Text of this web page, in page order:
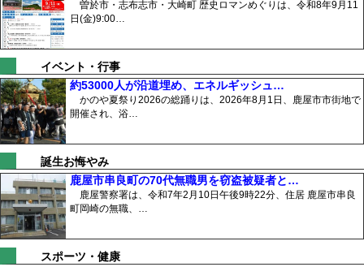
曽於市・志布志市・大崎町 歴史ロマンめぐりは、令和8年9月11
日(金)9:00…
イベント・行事
約53000人が沿道埋め、エネルギッシュ…
かのや夏祭り2026の総踊りは、2026年8月1日、鹿屋市市街地で
開催され、浴…
誕生お悔やみ
鹿屋市串良町の70代無職男を窃盗被疑者と…
鹿屋警察署は、令和7年2月10日午後9時22分、住居 鹿屋市串良
町岡崎の無職、…
スポーツ・健康